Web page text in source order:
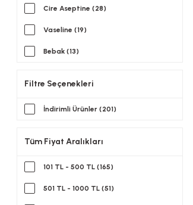
Cire Aseptine (28)
Vaseline (19)
Bebak (13)
Aveeno (6)
Filtre Seçenekleri
İndirimli Ürünler (201)
Tüm Fiyat Aralıkları
101 TL - 500 TL (165)
501 TL - 1000 TL (51)